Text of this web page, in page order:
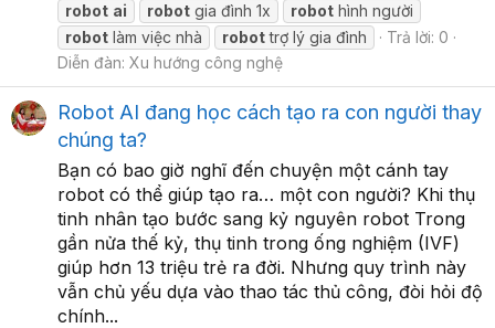
robot ai robot gia đình 1x robot hình người
robot làm việc nhà robottrợ lý gia đình
Trả lời: 0
Diễn đàn: Xu hướng công nghệ
Robot AI đang học cách tạo ra con người thay
chúng ta?
Bạn có bao giờ nghĩ đến chuyện một cánh tay
robot có thể giúp tạo ra… một con người? Khi thụ
tinh nhân tạo bước sang kỷ nguyên robot Trong
gần nửa thế kỷ, thụ tinh trong ống nghiệm (IVF)
giúp hơn 13 triệu trẻ ra đời. Nhưng quy trình này
vẫn chủ yếu dựa vào thao tác thủ công, đòi hỏi độ
chính...